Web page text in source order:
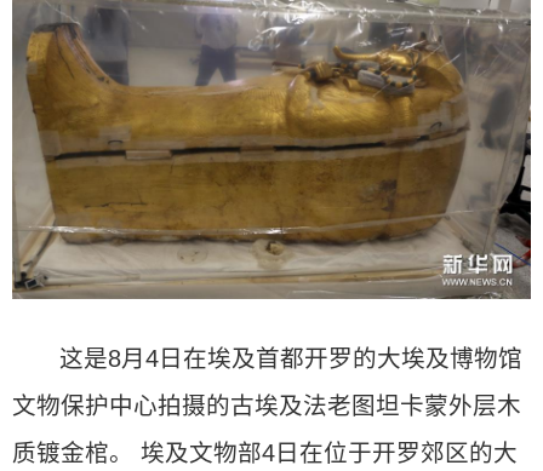
这是8月4日在埃及首都开罗的大埃及博物馆
文物保护中心拍摄的古埃及法老图坦卡蒙外层木
质镀金棺。 埃及文物部4日在位于开罗郊区的大